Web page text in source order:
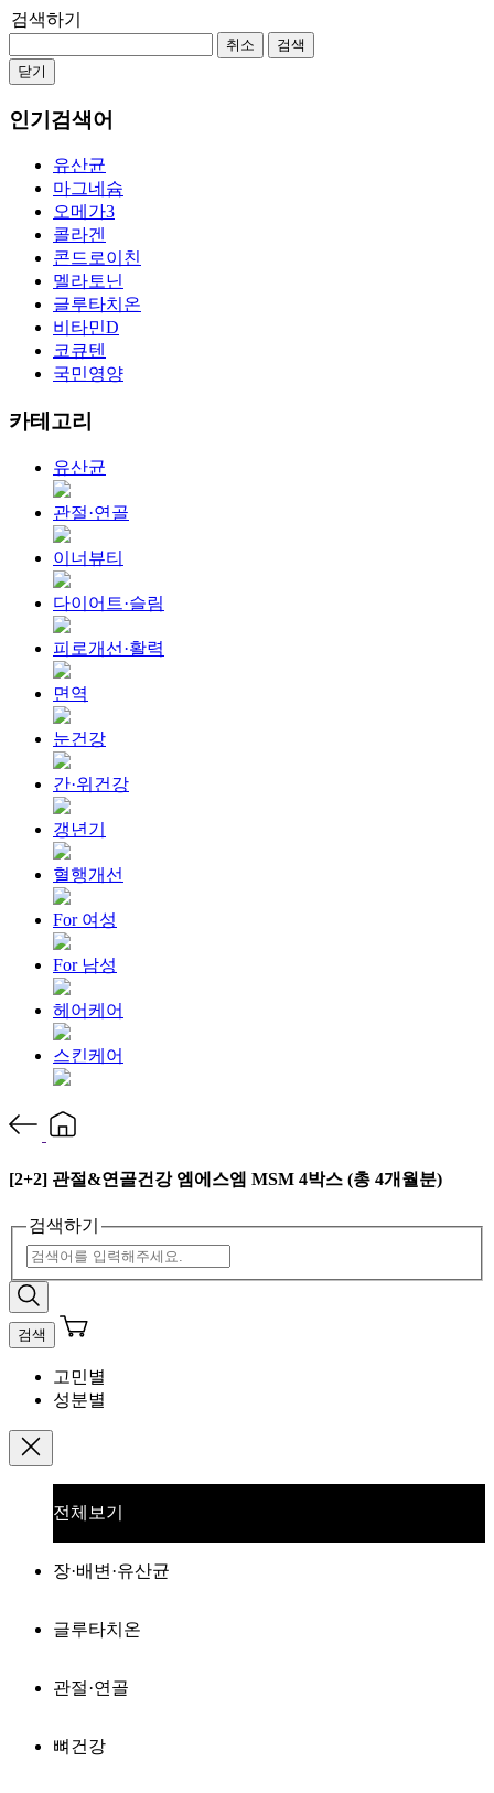
검색하기
취소
검색
닫기
인기검색어
유산균
마그네슘
오메가3
콜라겐
콘드로이친
멜라토닌
글루타치온
비타민D
코큐텐
국민영양
카테고리
유산균
관절·연골
이너뷰티
다이어트·슬림
피로개선·활력
면역
눈건강
간·위건강
갱년기
혈행개선
For 여성
For 남성
헤어케어
스킨케어
[2+2] 관절&연골건강 엠에스엠 MSM 4박스 (총 4개월분)
검색하기
검색
고민별
성분별
전체보기
장·배변·유산균
글루타치온
관절·연골
뼈건강